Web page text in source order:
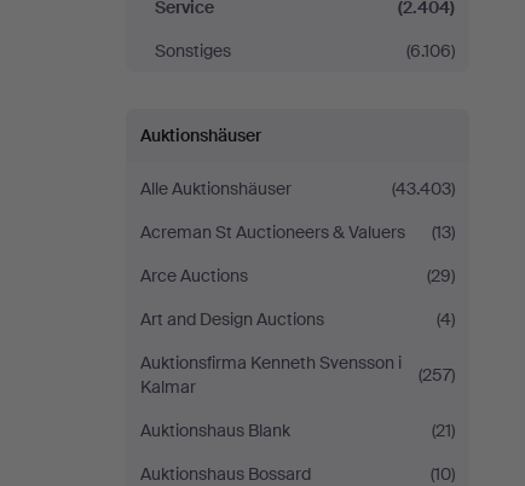
Service
(2.404)
Sonstiges
(6.106)
Auktionshäuser
Alle Auktionshäuser
(43.403)
Acreman St Auctioneers & Valuers
(13)
Arce Auctions
(29)
Art and Design Auctions
(4)
Auktionsfirma Kenneth Svensson i
Kalmar
(257)
Auktionshaus Blank
(21)
Auktionshaus Bossard
(10)